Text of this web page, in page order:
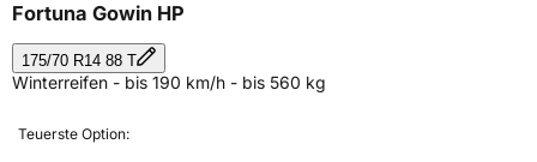
Fortuna Gowin HP
175/70 R14 88 T
Winterreifen - bis 190 km/h - bis 560 kg
Teuerste Option: